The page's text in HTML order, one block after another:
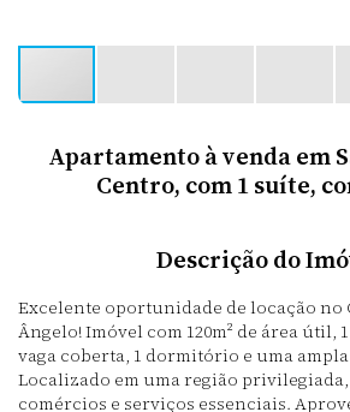
Apartamento à venda em
Centro, com 1 suíte,
Descrição do
Excelente oportunidade de locação no
Ângelo! Imóvel com 120m² de área útil,
vaga coberta, 1 dormitório e uma ampla
Localizado em uma região
comércios e serviços essenciais.